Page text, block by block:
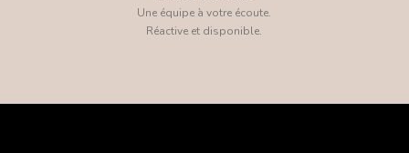
Une équipe à votre écoute.
Réactive et disponible.